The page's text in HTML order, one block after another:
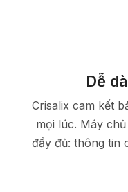
Dễ
Crisalix cam kết
mọi lúc. Máy
đầy đủ: thông tin